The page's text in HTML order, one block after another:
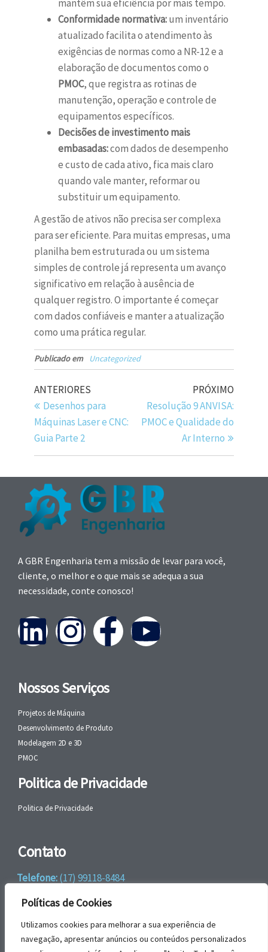
Políticas de Cookies
Utilizamos cookies para melhorar a sua experiência de
navegação, apresentar anúncios ou conteúdos personalizados
mantêm sua eficiência por mais tempo.
Conformidade normativa:um inventário
atualizado facilita o atendimento às
exigências de normas como a NR-12 e a
elaboração de documentos como o
PMOC, que registra as rotinas de
manutenção, operação e controle de
equipamentos específicos.
Decisões de investimento mais
embasadas:com dados de desempenho
e custo de cada ativo, fica mais claro
quando vale manter, reformar ou
substituir um equipamento.
A gestão de ativos não precisa ser complexa
para ser eficiente. Para muitas empresas, uma
planilha bem estruturada ou um sistema
simples de controle já representa um avanço
significativo em relação à ausência de
qualquer registro. O importante é começar
com dados confiáveis e manter a atualização
como uma prática regular.
Publicado em Uncategorized
ANTERIORES
Desenhos para
Máquinas Laser e CNC:
Guia Parte 2
PRÓXIMO
Resolução 9 ANVISA:
PMOC e Qualidade do
Ar Interno
A GBR Engenharia tem a missão de levar para você,
cliente, o melhor e o que mais se adequa a sua
necessidade, conte conosco!
Nossos Serviços
Projetos de Máquina
Desenvolvimento de Produto
Modelagem 2D e 3D
PMOC
Politica de Privacidade
Politica de Privacidade
Contato
Telefone:(17) 99118-8484
WhatsApp:+55 (17) 99118-8484
email:faleconosco@gbrengenharia.com